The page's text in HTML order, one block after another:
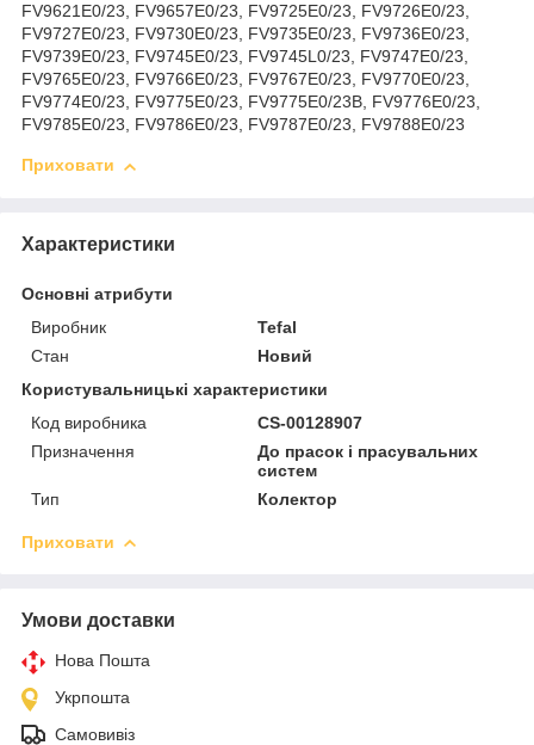
FV9621E0/23, FV9657E0/23, FV9725E0/23, FV9726E0/23,
FV9727E0/23, FV9730E0/23, FV9735E0/23, FV9736E0/23,
FV9739E0/23, FV9745E0/23, FV9745L0/23, FV9747E0/23,
FV9765E0/23, FV9766E0/23, FV9767E0/23, FV9770E0/23,
FV9774E0/23, FV9775E0/23, FV9775E0/23B, FV9776E0/23,
FV9785E0/23, FV9786E0/23, FV9787E0/23, FV9788E0/23
Приховати
Характеристики
Основні атрибути
Виробник
Tefal
Стан
Новий
Користувальницькі характеристики
Код виробника
CS-00128907
Призначення
До прасок і прасувальних
систем
Тип
Колектор
Приховати
Умови доставки
Нова Пошта
Укрпошта
Самовивіз